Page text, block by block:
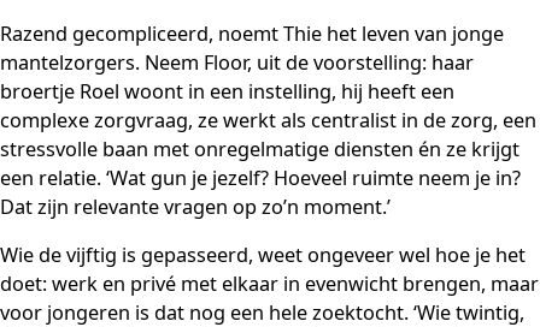
Razend gecompliceerd, noemt Thie het leven van jonge
mantelzorgers. Neem Floor, uit de voorstelling: haar
broertje Roel woont in een instelling, hij heeft een
complexe zorgvraag, ze werkt als centralist in de zorg, een
stressvolle baan met onregelmatige diensten én ze krijgt
een relatie. ‘Wat gun je jezelf? Hoeveel ruimte neem je in?
Dat zijn relevante vragen op zo’n moment.’
Wie de vijftig is gepasseerd, weet ongeveer wel hoe je het
doet: werk en privé met elkaar in evenwicht brengen, maar
voor jongeren is dat nog een hele zoektocht. ‘Wie twintig,